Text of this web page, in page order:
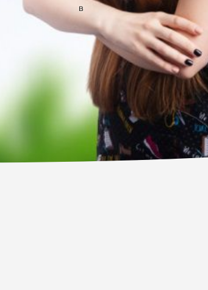
в